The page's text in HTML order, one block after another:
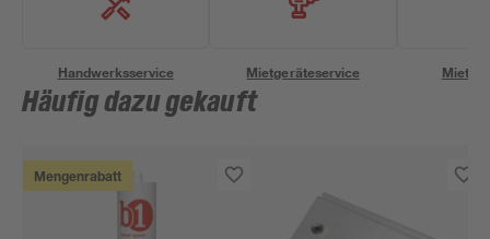
Handwerksservice Mietgeräteservice
Häufig dazu gekauft
Mengenrabatt